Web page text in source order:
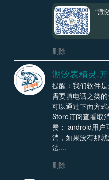
“潮
删除
潮汐表精灵.
提醒：我们软件
需要填电话之类
可以通过下面方
Store订阅查看取
费； android用户
消，如果没有那
法....
删除